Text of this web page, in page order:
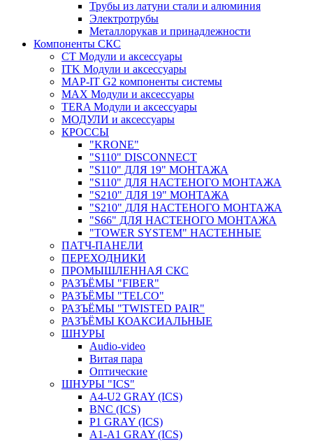
Трубы из латуни стали и алюминия
Электротрубы
Металлорукав и принадлежности
Компоненты СКС
CT Модули и аксессуары
ITK Модули и аксессуары
MAP-IT G2 компоненты системы
MAX Модули и аксессуары
TERA Модули и аксессуары
МОДУЛИ и аксессуары
КРОССЫ
"KRONE"
"S110" DISCONNECT
"S110" ДЛЯ 19" МОНТАЖА
"S110" ДЛЯ НАСТЕНОГО МОНТАЖА
"S210" ДЛЯ 19" МОНТАЖА
"S210" ДЛЯ НАСТЕНОГО МОНТАЖА
"S66" ДЛЯ НАСТЕНОГО МОНТАЖА
"TOWER SYSTEM" НАСТЕННЫЕ
ПАТЧ-ПАНЕЛИ
ПЕРЕХОДНИКИ
ПРОМЫШЛЕННАЯ СКС
РАЗЪЁМЫ "FIBER"
РАЗЪЁМЫ "TELCO"
РАЗЪЁМЫ "TWISTED PAIR"
РАЗЪЁМЫ КОАКСИАЛЬНЫЕ
ШНУРЫ
Audio-video
Витая пара
Оптические
ШНУРЫ "ICS"
A4-U2 GRAY (ICS)
BNC (ICS)
P1 GRAY (ICS)
A1-A1 GRAY (ICS)